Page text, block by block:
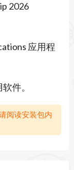
等，几乎任
整的数据库
全、代码重
错，效率直
通过外键导
2026
应用程
件。
阅读安装包内